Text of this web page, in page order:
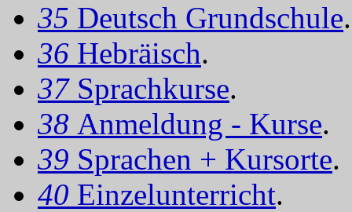
35 Deutsch Grundschule.
36 Hebräisch.
37 Sprachkurse.
38 Anmeldung - Kurse.
39 Sprachen + Kursorte.
40 Einzelunterricht.